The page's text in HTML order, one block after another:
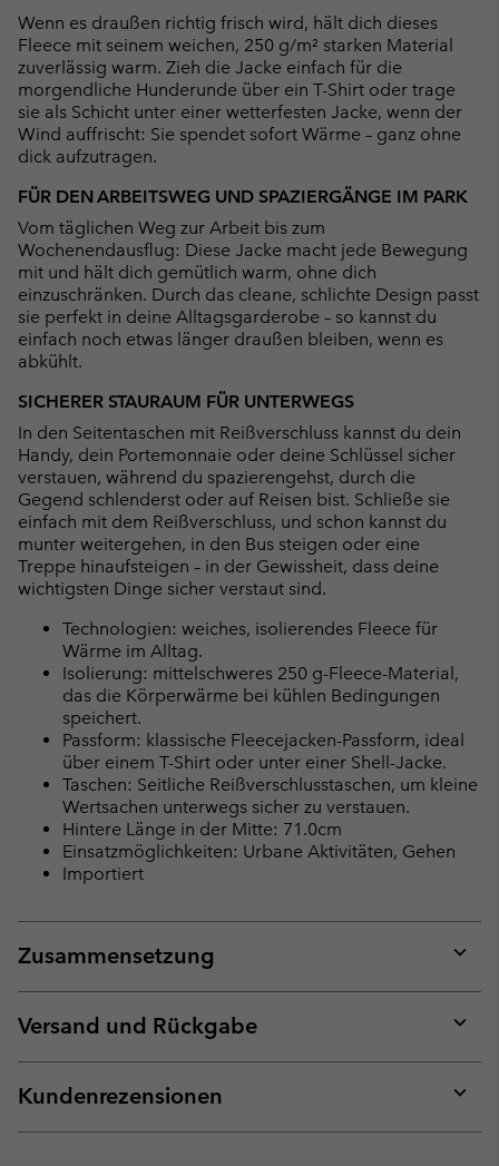
Wenn es draußen richtig frisch wird, hält dich dieses
Fleece mit seinem weichen, 250 g/m² starken Material
zuverlässig warm. Zieh die Jacke einfach für die
morgendliche Hunderunde über ein T-Shirt oder trage
sie als Schicht unter einer wetterfesten Jacke, wenn der
Wind auffrischt: Sie spendet sofort Wärme – ganz ohne
dick aufzutragen.
FÜR DEN ARBEITSWEG UND SPAZIERGÄNGE IM PARK
Vom täglichen Weg zur Arbeit bis zum
Wochenendausflug: Diese Jacke macht jede Bewegung
mit und hält dich gemütlich warm, ohne dich
einzuschränken. Durch das cleane, schlichte Design passt
sie perfekt in deine Alltagsgarderobe – so kannst du
einfach noch etwas länger draußen bleiben, wenn es
abkühlt.
SICHERER STAURAUM FÜR UNTERWEGS
In den Seitentaschen mit Reißverschluss kannst du dein
Handy, dein Portemonnaie oder deine Schlüssel sicher
verstauen, während du spazierengehst, durch die
Gegend schlenderst oder auf Reisen bist. Schließe sie
einfach mit dem Reißverschluss, und schon kannst du
munter weitergehen, in den Bus steigen oder eine
Treppe hinaufsteigen – in der Gewissheit, dass deine
wichtigsten Dinge sicher verstaut sind.
Technologien: weiches, isolierendes Fleece für
Wärme im Alltag.
Isolierung: mittelschweres 250 g-Fleece-Material,
das die Körperwärme bei kühlen Bedingungen
speichert.
Passform: klassische Fleecejacken-Passform, ideal
über einem T-Shirt oder unter einer Shell-Jacke.
Taschen: Seitliche Reißverschlusstaschen, um kleine
Wertsachen unterwegs sicher zu verstauen.
Hintere Länge in der Mitte: 71.0cm
Einsatzmöglichkeiten: Urbane Aktivitäten, Gehen
Importiert
Zusammensetzung
or
Versand und Rückgabe
or
Kundenrezensionen
or